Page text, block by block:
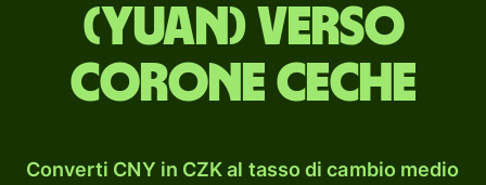
(yuan) verso
corone ceche
Converti CNY in CZK al tasso di cambio medio